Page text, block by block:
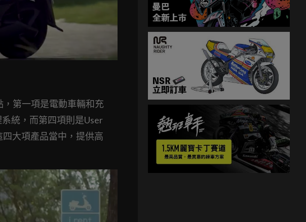
第一項是電動車輛和充
統，而第四項則是User
大項產品當中，提供高